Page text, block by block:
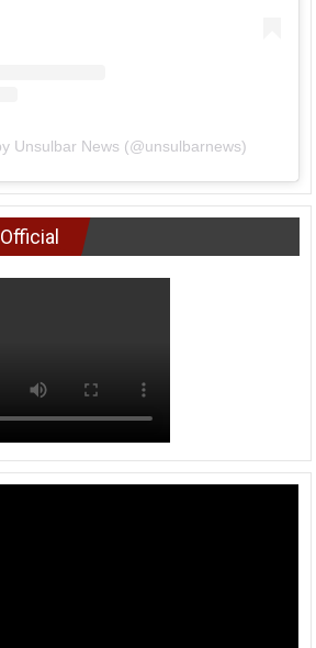
Unsulbar News (@unsulbarnews)